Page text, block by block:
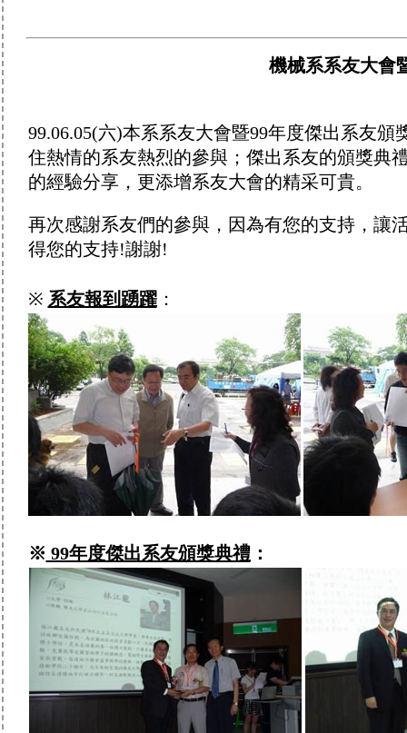
機械系系友大會
99.06.05(六)本系系友大會暨99年度傑出系友
住熱情的系友熱烈的參與；傑出系友的頒獎典
的經驗分享，更添增系友大會的精采可貴。
再次感謝系友們的參與，因為有您的支持，讓
得您的支持!謝謝!
※ 系友報到踴躍：
※ 99年度傑出系友頒獎典禮：